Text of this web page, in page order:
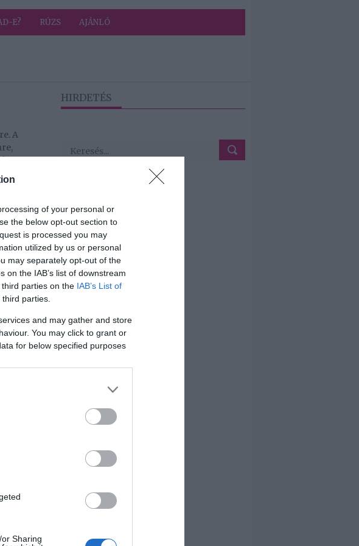
of your personal or
the below opt-out section to
is processed you may
utilized by us or personal
may separately opt-out of the
the IAB’s list of downstream
parties on the IAB’s List of
parties.
and may gather and store
You may click to grant or
for below specified purposes
Sharing
E? RÚZS AJÁNLÓ
A
óta
A
nem
mert
HIRDETÉS